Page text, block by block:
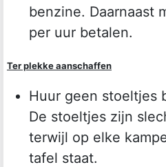
benzine. Daarnaast
per uur betalen.
Ter plekke aanschaffen
Huur geen stoeltjes
De stoeltjes zijn
terwijl op elke
tafel staat.